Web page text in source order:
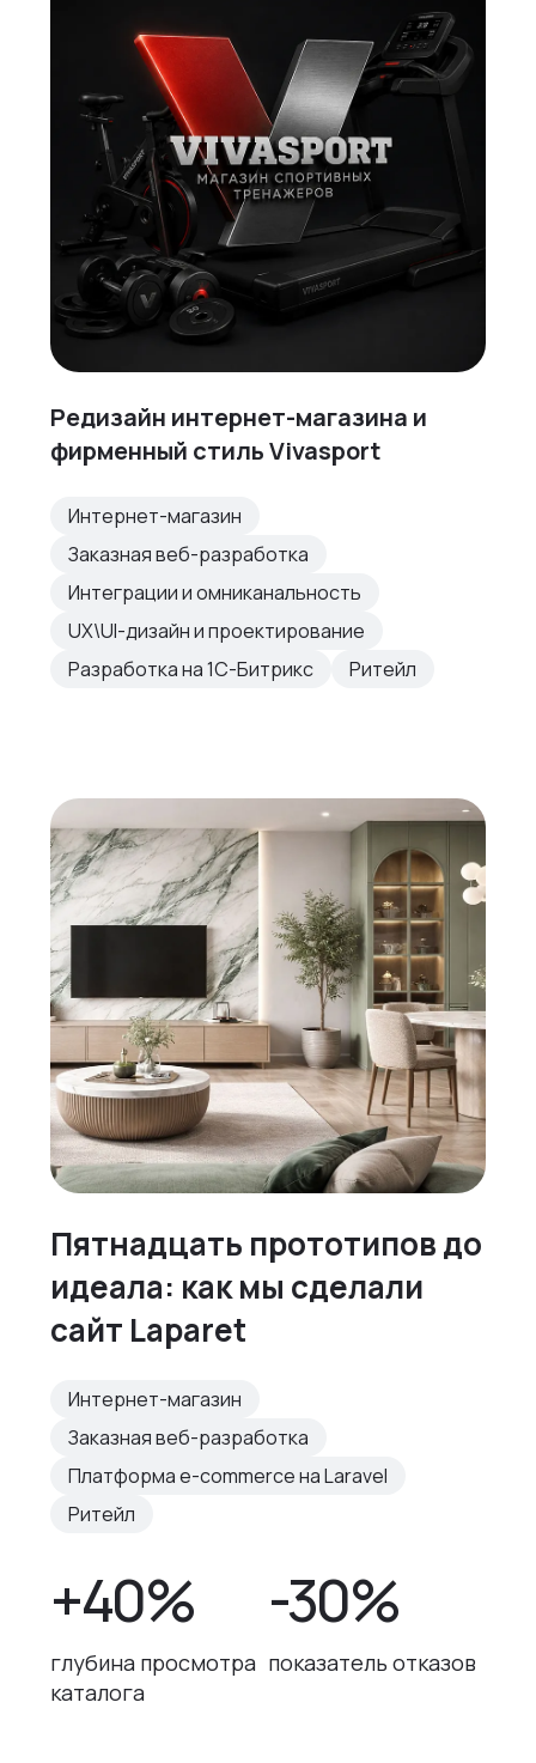
Редизайн интернет-магазина и
фирменный стиль Vivasport
Интернет-магазин
Заказная веб-разработка
Интеграции и омниканальность
UX\UI-дизайн и проектирование
Разработка на 1С-Битрикс
Ритейл
Пятнадцать прототипов до
идеала: как мы сделали
сайт Laparet
Интернет-магазин
Заказная веб-разработка
Платформа e-commerce на Laravel
Ритейл
+40%
глубина просмотра
каталога
-30%
показатель отказов